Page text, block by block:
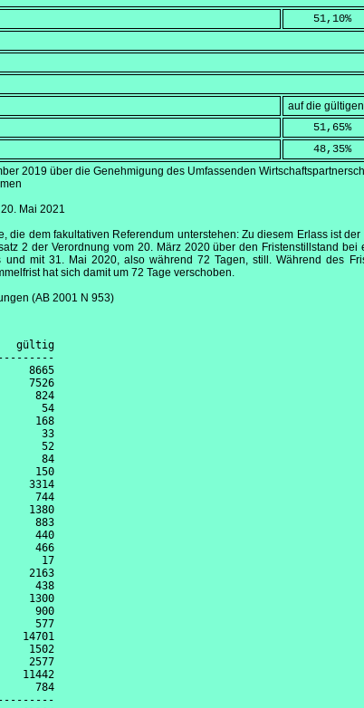
    51,10
%
auf die
    51,65
%
    48,35
%
2019 über die Genehmigung des Umfassenden
20. Mai 2021
die dem fakultativen Referendum unterstehen: Zu diesem Erlass ist
2 der Verordnung vom 20. März 2020 über den Fristenstillstand
und mit 31. Mai 2020, also während 72 Tagen, still. Während des
hat sich damit um 72 Tage verschoben.
(AB 2001 N 953)
gültig
8665
7526
824
54
168
33
52
84
150
3314
744
1380
883
440
466
17
2163
438
1300
900
577
14701
1502
2577
11442
784